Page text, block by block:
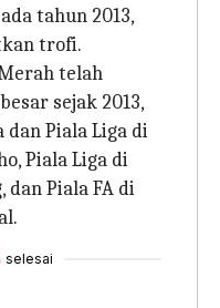
tahun 2013,
trofi.
telah
sejak 2013,
Piala Liga di
Piala Liga di
dan Piala FA di
selesai